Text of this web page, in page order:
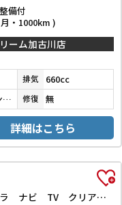
備付
・1000km )
ーム加古川店
排気 660cc
コーラルピンクマイカ 修復 無
詳細はこちら
Si ダブルバイビーII ETC バックカメラ ナビ TV クリアランスソナー オートクルーズコントロール レーンアシスト 衝突被害軽減システム 両側電動スライドドア オートマチックハイビーム オートライト